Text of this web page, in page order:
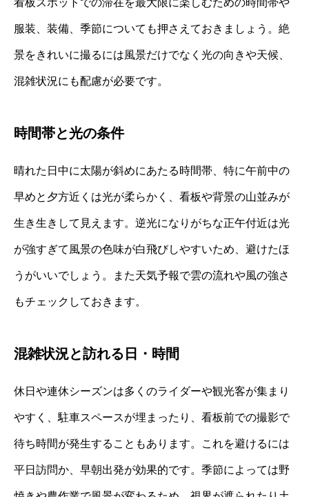
服装、装備、季節についても押さえておきましょう。絶
景をきれいに撮るには風景だけでなく光の向きや天候、
混雑状況にも配慮が必要です。
時間帯と光の条件
晴れた日中に太陽が斜めにあたる時間帯、特に午前中の
早めと夕方近くは光が柔らかく、看板や背景の山並みが
生き生きして見えます。逆光になりがちな正午付近は光
が強すぎて風景の色味が白飛びしやすいため、避けたほ
うがいいでしょう。また天気予報で雲の流れや風の強さ
もチェックしておきます。
混雑状況と訪れる日・時間
休日や連休シーズンは多くのライダーや観光客が集まり
やすく、駐車スペースが埋まったり、看板前での撮影で
待ち時間が発生することもあります。これを避けるには
平日訪問か、早朝出発が効果的です。季節によっては野